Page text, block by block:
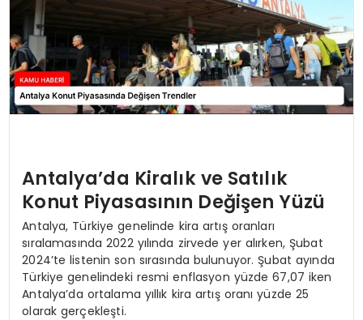
Antalya’da Kiralık ve Satılık
Konut Piyasasının Değişen Yüzü
Antalya, Türkiye genelinde kira artış oranları
sıralamasında 2022 yılında zirvede yer alırken, Şubat
2024’te listenin son sırasında bulunuyor. Şubat ayında
Türkiye genelindeki resmi enflasyon yüzde 67,07 iken
Antalya’da ortalama yıllık kira artış oranı yüzde 25
olarak gerçekleşti.